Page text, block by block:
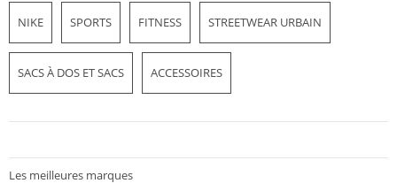
NIKE SPORTS FITNESS STREETWEAR URBAIN
SACS À DOS ET SACS ACCESSOIRES
Les meilleures marques